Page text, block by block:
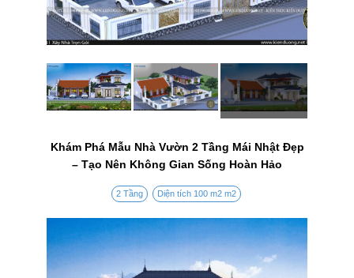
Khám Phá Mẫu Nhà Vườn 2 Tầng Mái Nhật Đẹp
– Tạo Nên Không Gian Sống Hoàn Hảo
2 Tầng Diện tích 100 m2 m2